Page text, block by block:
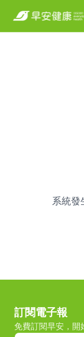
系統發
訂閱電子報
免費訂閱早安，開